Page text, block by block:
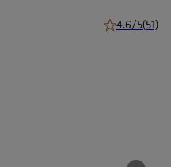
4.6/5(51)